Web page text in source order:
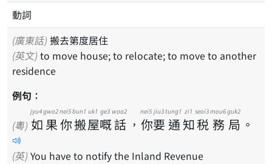
動詞
(廣東話) 搬去第度居住
(英文)
residence
例句：
(粵) 如
jyu4
果
gwo2
你
nei5
搬
bun1
屋
uk1
嘅
ge3
話
waa2
， 你
nei5
要
jiu3
通
tung1
知
zi1
税
seoi3
務
mou6
局
guk2
。
(英) You have to notify the Inland Revenue